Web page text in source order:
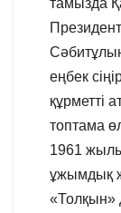
тамызда
еңбек
құрметті
топтама
1961
ұжымдық
«Толқын»